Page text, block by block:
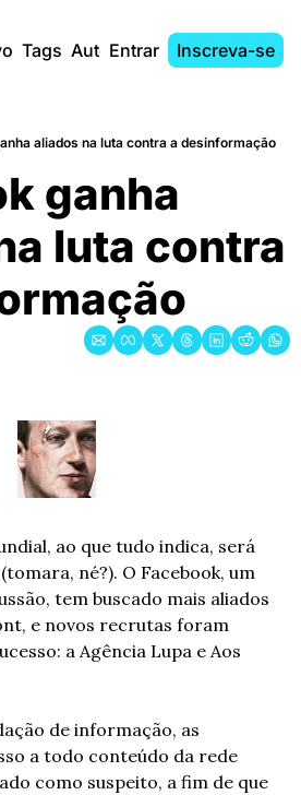
Tags AutoresEntrar Inscreva-se
aliados na luta contra a desinformação
ganha
luta contra
ao que tudo indica, será
né?). O Facebook, um
tem buscado mais aliados
e novos recrutas foram
a Agência Lupa e Aos
de informação, as
a todo conteúdo da rede
como suspeito, a fim de que